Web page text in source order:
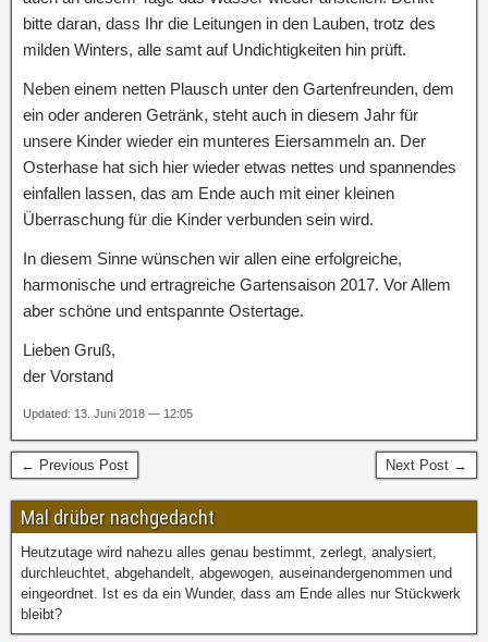
bitte daran, dass Ihr die Leitungen in den Lauben, trotz des
milden Winters, alle samt auf Undichtigkeiten hin prüft.
Neben einem netten Plausch unter den Gartenfreunden, dem
ein oder anderen Getränk, steht auch in diesem Jahr für
unsere Kinder wieder ein munteres Eiersammeln an. Der
Osterhase hat sich hier wieder etwas nettes und spannendes
einfallen lassen, das am Ende auch mit einer kleinen
Überraschung für die Kinder verbunden sein wird.
In diesem Sinne wünschen wir allen eine erfolgreiche,
harmonische und ertragreiche Gartensaison 2017. Vor Allem
aber schöne und entspannte Ostertage.
Lieben Gruß,
der Vorstand
Updated: 13. Juni 2018 — 12:05
← Previous Post Next Post →
Mal drüber nachgedacht
Heutzutage wird nahezu alles genau bestimmt, zerlegt, analysiert,
durchleuchtet, abgehandelt, abgewogen, auseinandergenommen und
eingeordnet. Ist es da ein Wunder, dass am Ende alles nur Stückwerk
bleibt?